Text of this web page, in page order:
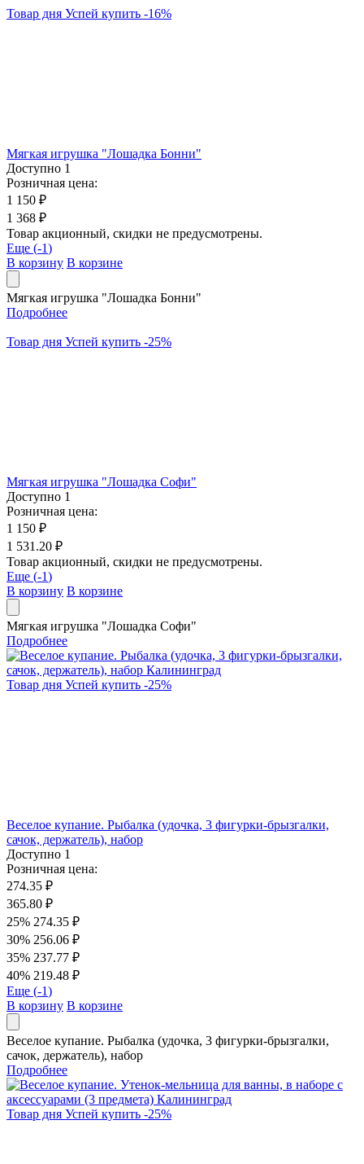
Товар дня Успей купить -16%
Мягкая игрушка "Лошадка Бонни"
Доступно 1
Розничная цена:
1 150 ₽
1 368 ₽
Товар акционный, скидки не предусмотрены.
Еще (-1)
В корзину В корзине
Мягкая игрушка "Лошадка Бонни"
Подробнее
Товар дня Успей купить -25%
Мягкая игрушка "Лошадка Софи"
Доступно 1
Розничная цена:
1 150 ₽
1 531.20 ₽
Товар акционный, скидки не предусмотрены.
Еще (-1)
В корзину В корзине
Мягкая игрушка "Лошадка Софи"
Подробнее
Товар дня Успей купить -25%
Веселое купание. Рыбалка (удочка, 3 фигурки-брызгалки,
сачок, держатель), набор
Доступно 1
Розничная цена:
274.35 ₽
365.80 ₽
25% 274.35 ₽
30% 256.06 ₽
35% 237.77 ₽
40% 219.48 ₽
Еще (-1)
В корзину В корзине
Веселое купание. Рыбалка (удочка, 3 фигурки-брызгалки,
сачок, держатель), набор
Подробнее
Товар дня Успей купить -25%